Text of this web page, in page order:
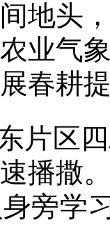
地头
业气
春耕
片区
播撒
旁学